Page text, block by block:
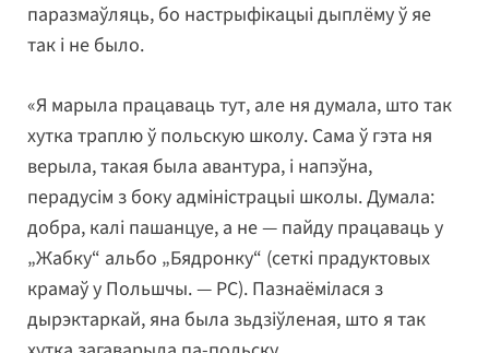
паразмаўляць, бо настрыфікацыі дыплёму ў яе
так і не было.
«Я марыла працаваць тут, але ня думала, што так
хутка траплю ў польскую школу. Сама ў гэта ня
верыла, такая была авантура, і напэўна,
перадусім з боку адміністрацыі школы. Думала:
добра, калі пашанцуе, а не — пайду працаваць у
„Жабку“ альбо „Бядронку“ (сеткі прадуктовых
крамаў у Польшчы. — РС). Пазнаёмілася з
дырэктаркай, яна была зьдзіўленая, што я так